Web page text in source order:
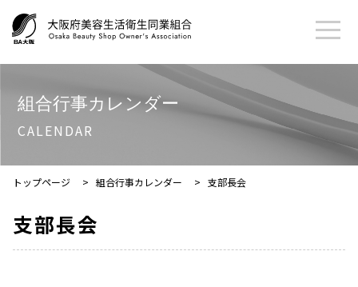
組合行事カレンダー
CALENDAR
トップページ > 組合行事カレンダー > 支部長会
支部長会